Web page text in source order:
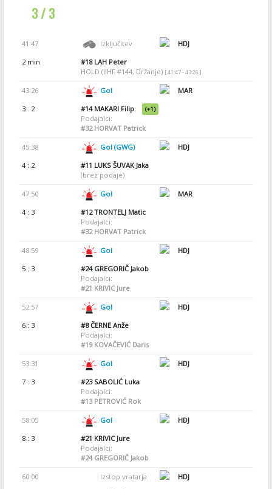
3 / 3
41:47 Izključitev
HDJ
2 min
#18LAH Peter
HOLD (IIHF #144, Držanje) [ 41:47 - 43:26 ]
43:26 Gol
MAR
3 : 2
#14MAKARI Filip (+1)
Podajalci:
#32HORVAT Patrick
45:38 Gol (GWG)
HDJ
4 : 2
#11 LUKS ŠUVAK Jaka
(brez podaje)
47:50 Gol
MAR
4 : 3
#12TRONTELJ Matic
Podajalci:
#32HORVAT Patrick
48:59 Gol
HDJ
5 : 3
#24GREGORIČ Jakob
Podajalci:
#21 KRIVIC Jure
52:57 Gol
HDJ
6 : 3
#8ČERNE Anže
Podajalci:
#19KOVAČEVIĆ Daris
53:31 Gol
HDJ
7 : 3
#23SABOLIĆ Luka
Podajalci:
#13PETROVIĆ Rok
58:05 Gol
HDJ
8 : 3
#21 KRIVIC Jure
Podajalci:
#24GREGORIČ Jakob
60:00 Izstop vratarja
HDJ